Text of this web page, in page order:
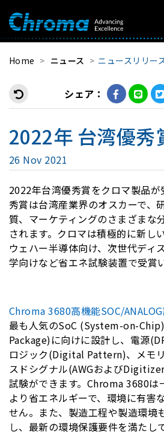
Home ニュース ニュースリリー
シェア：
2022年 台湾優秀
26 Nov 2021
2022年台湾優秀賞をクロマ製品
秀賞は台湾産業界のオスカーで、
質、マーケティングのさまざまな
されます。クロマは積極的に新し
ウェハー半導体向け、次世代ディ
学向けなど省エネ試験装置で受賞
Chroma 3680高機能SOC/
最も人気のSoC (System-on-
Package)に向けに設計し、電源
ロジック(Digital Pattern)、メモ
スドシグナル(AWGおよび
試験ができます。Chroma 3680は
より省エネルギーで、環境に有害
せん。また、製造工程や製造環境
し、最新の環境保護要件を満たし